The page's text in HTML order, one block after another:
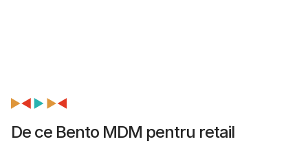
De ce Bento MDM pentru retail